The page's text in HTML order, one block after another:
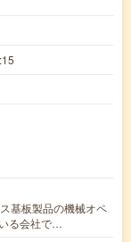
基板製品の機械オペ
る会社で…